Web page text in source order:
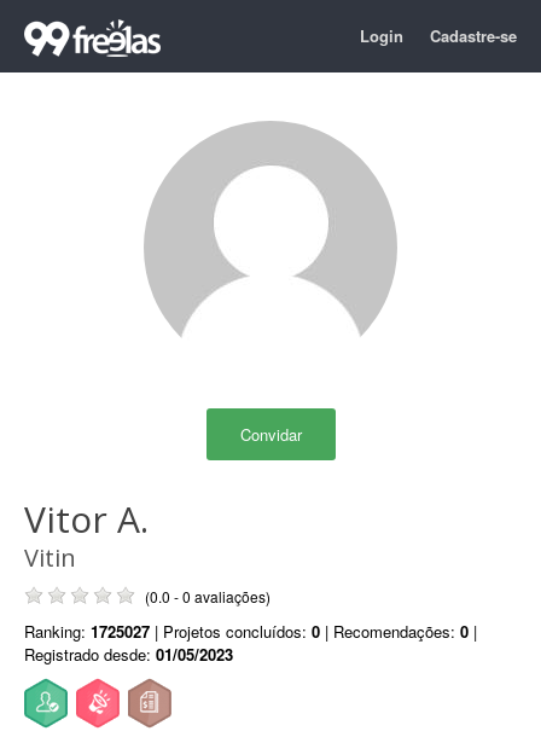
Login Cadastre-se
Convidar
Vitor A.
Vitin
(0.0 - 0 avaliações)
Ranking: 1725027 | Projetos concluídos: 0 | Recomendações: 0 |
Registrado desde: 01/05/2023